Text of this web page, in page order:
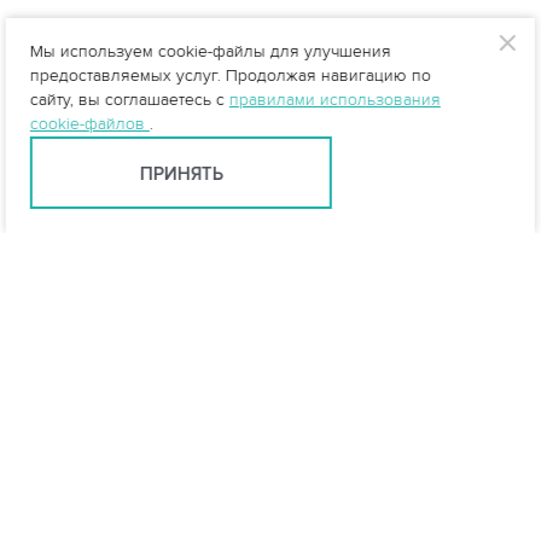
Мы используем cookie-файлы для улучшения
предоставляемых услуг. Продолжая навигацию по
сайту, вы соглашаетесь с правилами использования
cookie-файлов .
ПРИНЯТЬ